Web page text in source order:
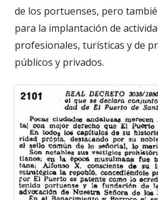
de los portuenses, pero
para la implantación de
profesionales, turísticas y de
públicos y privados.